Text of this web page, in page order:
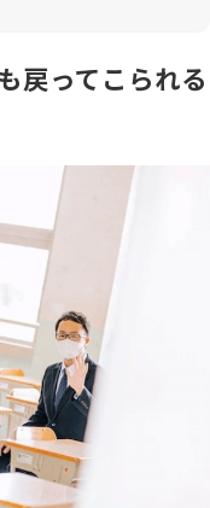
戻ってこられる